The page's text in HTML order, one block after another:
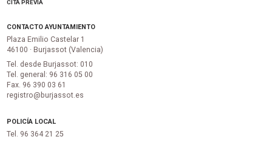
CITA PREVIA
CONTACTO AYUNTAMIENTO
Plaza Emilio Castelar 1
46100 · Burjassot (Valencia)
Tel. desde Burjassot: 010
Tel. general: 96 316 05 00
Fax. 96 390 03 61
registro@burjassot.es
POLICÍA LOCAL
Tel. 96 364 21 25